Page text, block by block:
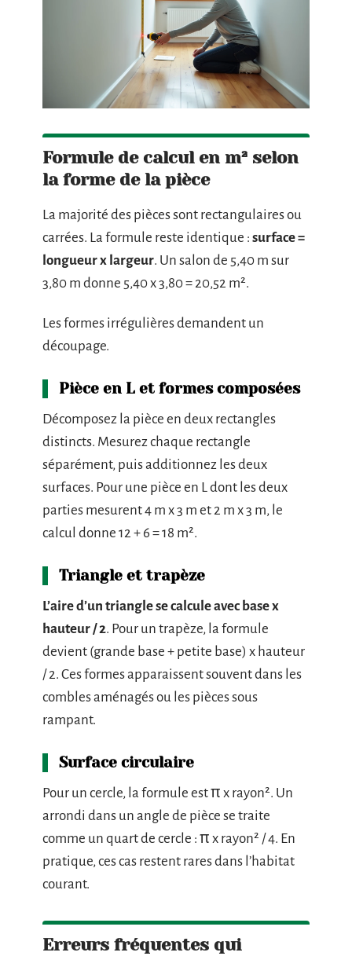
Formule de calcul en m² selon
la forme de la pièce
La majorité des pièces sont rectangulaires ou
carrées. La formule reste identique : surface =
longueur x largeur. Un salon de 5,40 m sur
3,80 m donne 5,40 x 3,80 = 20,52 m².
Les formes irrégulières demandent un
découpage.
Pièce en L et formes composées
Décomposez la pièce en deux rectangles
distincts. Mesurez chaque rectangle
séparément, puis additionnez les deux
surfaces. Pour une pièce en L dont les deux
parties mesurent 4 m x 3 m et 2 m x 3 m, le
calcul donne 12 + 6 = 18 m².
Triangle et trapèze
L’aire d’un triangle se calcule avec base x
hauteur / 2. Pour un trapèze, la formule
devient (grande base + petite base) x hauteur
/ 2. Ces formes apparaissent souvent dans les
combles aménagés ou les pièces sous
rampant.
Surface circulaire
Pour un cercle, la formule est π x rayon². Un
arrondi dans un angle de pièce se traite
comme un quart de cercle : π x rayon² / 4. En
pratique, ces cas restent rares dans l’habitat
courant.
Erreurs fréquentes qui